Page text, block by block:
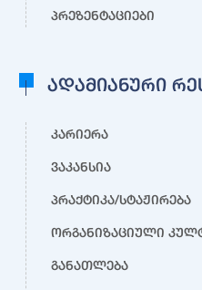
პრეზენტაციები
ადამიანური
კარიერა
ვაკანსია
პრაქტიკა/სტაჟირება
ორგანიზაციული
განათლება